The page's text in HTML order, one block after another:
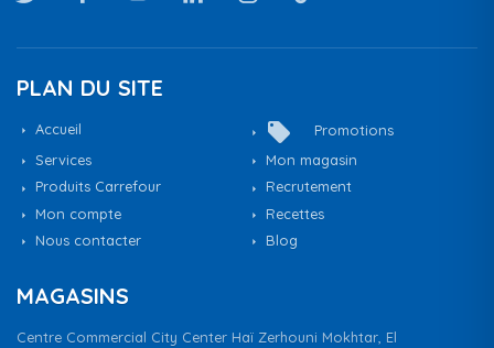
PLAN DU SITE
Accueil local_offer
Promotions
Services
Mon magasin
Produits Carrefour
Recrutement
Mon compte
Recettes
Nous contacter
Blog
MAGASINS
Centre Commercial City Center Haï Zerhouni Mokhtar, El